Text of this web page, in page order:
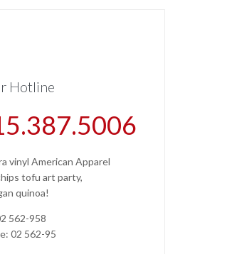
Hotline
vinyl American Apparel
tofu art party,
quinoa!
562-958
02 562-95